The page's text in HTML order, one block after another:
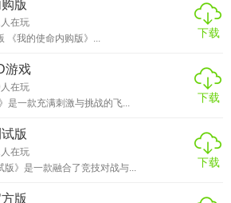
版
人在玩
我的使命内购版 《我的使命内购版》...
下载
游戏
人在玩
是一款充满刺激与挑战的飞...
下载
版
人在玩
版》是一款融合了竞技对战与...
下载
版